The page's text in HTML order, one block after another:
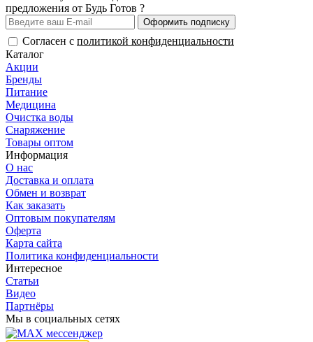
предложения от Будь Готов ?
Оформить подписку
Согласен с политикой конфиденциальности
Каталог
Акции
Бренды
Питание
Медицина
Очистка воды
Снаряжение
Товары оптом
Информация
О нас
Доставка и оплата
Обмен и возврат
Как заказать
Оптовым покупателям
Оферта
Карта сайта
Политика конфиденциальности
Интересное
Статьи
Видео
Партнёры
Мы в социальных сетях